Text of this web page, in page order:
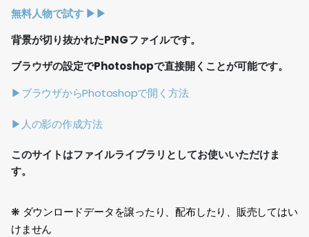
無料人物で試す ▶︎▶︎
背景が切り抜かれたPNGファイルです。
ブラウザの設定でPhotoshopで直接開くことが可能です。
▶ブラウザからPhotoshopで開く方法
▶人の影の作成方法
このサイトはファイルライブラリとしてお使いいただけま
す。
❋ ダウンロードデータを譲ったり、配布したり、販売してはい
けません